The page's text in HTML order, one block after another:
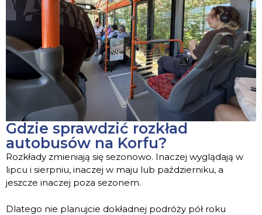
Gdzie sprawdzić rozkład
autobusów na Korfu?
Rozkłady zmieniają się sezonowo. Inaczej wyglądają w
lipcu i sierpniu, inaczej w maju lub październiku, a
jeszcze inaczej poza sezonem.
Dlatego nie planujcie dokładnej podróży pół roku